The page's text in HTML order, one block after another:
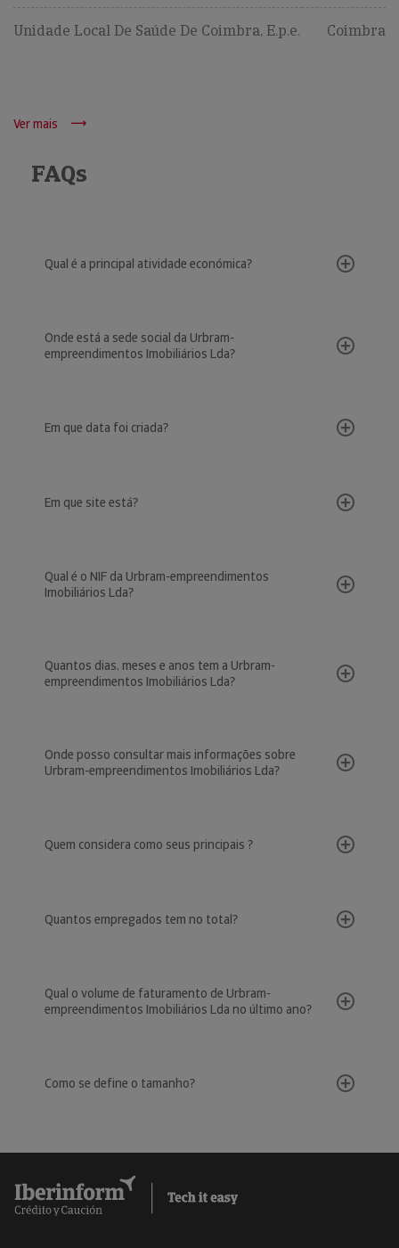
Unidade Local De Saúde De Coimbra, E.p.e. Coimbra
Ver mais
FAQs
Qual é a principal atividade económica?
Onde está a sede social da Urbram-
empreendimentos Imobiliários Lda?
Em que data foi criada?
Em que site está?
Qual é o NIF da Urbram-empreendimentos
Imobiliários Lda?
Quantos dias, meses e anos tem a Urbram-
empreendimentos Imobiliários Lda?
Onde posso consultar mais informações sobre
Urbram-empreendimentos Imobiliários Lda?
Quem considera como seus principais ?
Quantos empregados tem no total?
Qual o volume de faturamento de Urbram-
empreendimentos Imobiliários Lda no último ano?
Como se define o tamanho?